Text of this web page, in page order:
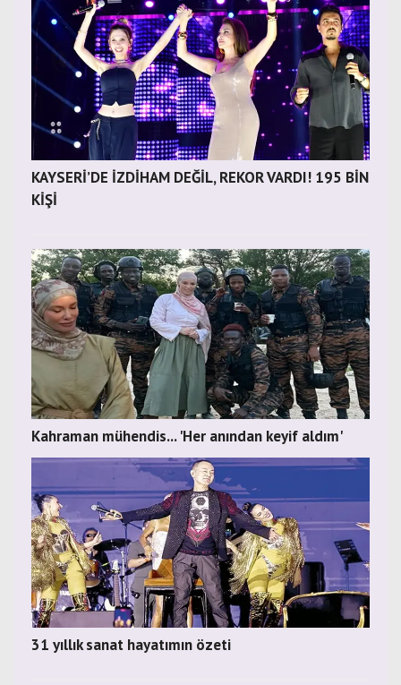
KAYSERİ’DE İZDİHAM DEĞİL, REKOR VARDI! 195 BİN
KİŞİ
Kahraman mühendis... 'Her anından keyif aldım'
31 yıllık sanat hayatımın özeti